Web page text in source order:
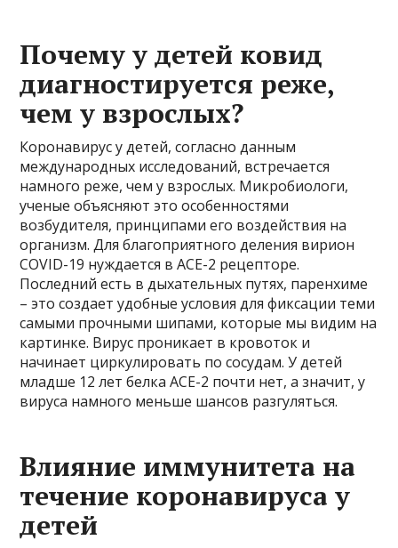
Почему у детей ковид
диагностируется реже,
чем у взрослых?
Коронавирус у детей, согласно данным
международных исследований, встречается
намного реже, чем у взрослых. Микробиологи,
ученые объясняют это особенностями
возбудителя, принципами его воздействия на
организм. Для благоприятного деления вирион
COVID-19 нуждается в ACE-2 рецепторе.
Последний есть в дыхательных путях, паренхиме
– это создает удобные условия для фиксации теми
самыми прочными шипами, которые мы видим на
картинке. Вирус проникает в кровоток и
начинает циркулировать по сосудам. У детей
младше 12 лет белка ACE-2 почти нет, а значит, у
вируса намного меньше шансов разгуляться.
Влияние иммунитета на
течение коронавируса у
детей